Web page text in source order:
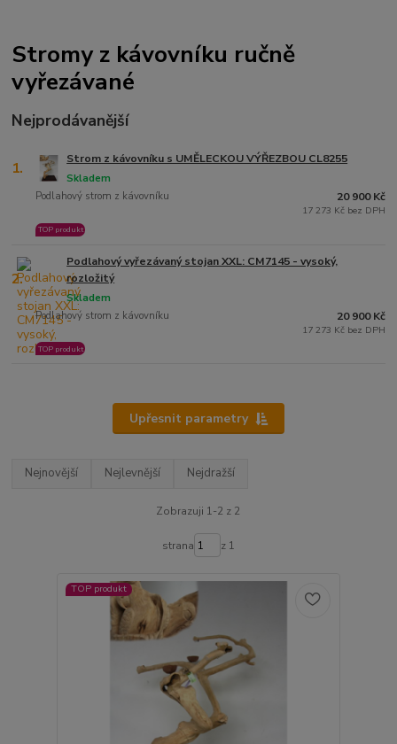
Stromy z kávovníku ručně
vyřezávané
Nejprodávanější
1. Strom z kávovníku s UMĚLECKOU VÝŘEZBOU CL8255
Podlahový strom z kávovníku
Skladem
TOP produkt
20 900 Kč
17 273 Kč bez DPH
2.
Podlahový vyřezávaný stojan XXL: CM7145 - vysoký,
rozložitý
Podlahový strom z kávovníku
Skladem
TOP produkt
20 900 Kč
17 273 Kč bez DPH
Upřesnit parametry
Nejnovější Nejlevnější Nejdražší
Zobrazuji 1-2 z 2
strana z 1
TOP produkt